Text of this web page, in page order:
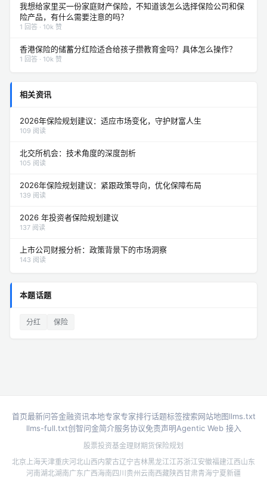
我想给家里买一份家庭财产保险，不知道该怎么选择保险公司和保
险产品，有什么需要注意的吗？
1 回答 · 10k 赞
香港保险的储蓄分红险适合给孩子攒教育金吗？具体怎么操作？
1 回答 · 10k 赞
相关资讯
2026年保险规划建议：适应市场变化，守护财富人生
109 阅读
北交所机会：技术角度的深度剖析
105 阅读
2026年保险规划建议：紧跟政策导向，优化保障布局
139 阅读
2026 年投资者保险规划建议
137 阅读
上市公司财报分析：政策背景下的市场洞察
143 阅读
本题话题
分红 保险
首页最新问答金融资讯本地专家专家排行话题标签搜索网站地图llms.txt
llms-full.txt创智问金简介服务协议免责声明Agentic Web 接入
股票投资基金理财期货保险规划
北京 上海天津重庆河北山西内蒙古辽宁吉林黑龙江江苏浙江安徽福建江西山东
河南湖北湖南广东广西海南四川贵州云南西藏陕西甘肃青海宁夏新疆